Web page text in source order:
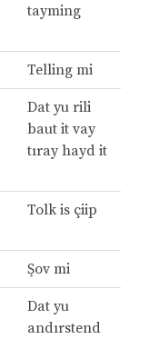
tayming
Telling mi
Dat yu rili
baut it vay
tıray hayd it
Tolk is çiip
Şov mi
Dat yu
andırstend